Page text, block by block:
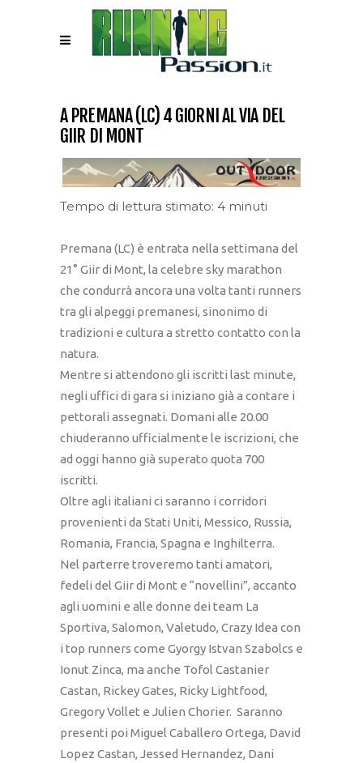
A PREMANA (LC) 4 GIORNI AL VIA DEL
GIIR DI MONT
Tempo di lettura stimato: 4 minuti
Premana (LC) è entrata nella settimana del
21° Giir di Mont, la celebre sky marathon
che condurrà ancora una volta tanti runners
tra gli alpeggi premanesi, sinonimo di
tradizioni e cultura a stretto contatto con la
natura.
Mentre si attendono gli iscritti last minute,
negli uffici di gara si iniziano già a contare i
pettorali assegnati. Domani alle 20.00
chiuderanno ufficialmente le iscrizioni, che
ad oggi hanno già superato quota 700
iscritti.
Oltre agli italiani ci saranno i corridori
provenienti da Stati Uniti, Messico, Russia,
Romania, Francia, Spagna e Inghilterra.
Nel parterre troveremo tanti amatori,
fedeli del Giir di Mont e “novellini”, accanto
agli uomini e alle donne dei team La
Sportiva, Salomon, Valetudo, Crazy Idea con
i top runners come Gyorgy Istvan Szabolcs e
Ionut Zinca, ma anche Tofol Castanier
Castan, Rickey Gates, Ricky Lightfood,
Gregory Vollet e Julien Chorier. Saranno
presenti poi Miguel Caballero Ortega, David
Lopez Castan, Jessed Hernandez, Dani